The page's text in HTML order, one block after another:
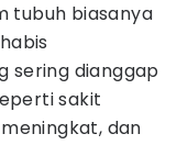
tubuh biasanya
sering dianggap
sakit
dan